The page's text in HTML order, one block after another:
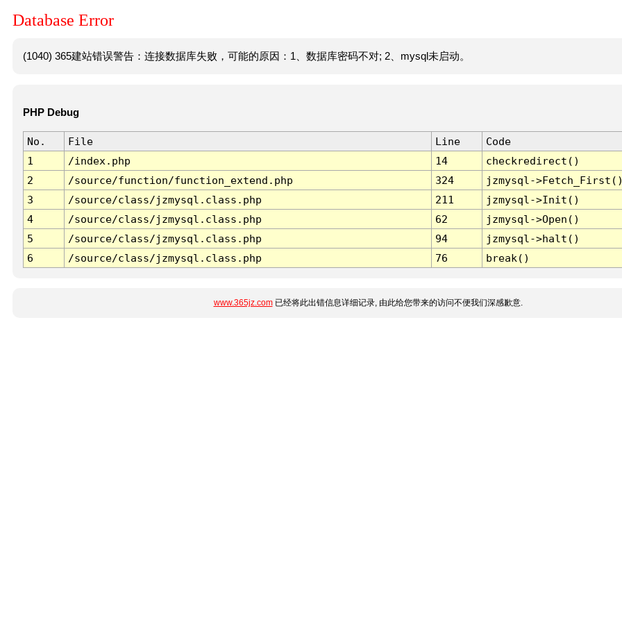
Database Error
(1040) 365建站错误警告：连接数据库失败，可能的原因：1、数据库密码不对; 2、mysql未启动。
PHP Debug
No. File Line
Code
1
/index.php 14
checkredirect()
2
/source/function/function_extend.php 324
jzmysql-
3
/source/class/jzmysql.class.php 211
jzmysql->Init()
4
/source/class/jzmysql.class.php 62
jzmysql->Open()
5
/source/class/jzmysql.class.php 94
jzmysql->halt()
6
/source/class/jzmysql.class.php 76 break()
www.365jz.com已经将此出错信息详细记录, 由此给您带来的访问不便我们深感歉意.